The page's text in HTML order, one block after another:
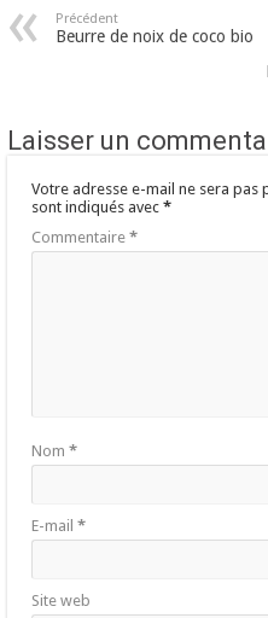
Précédent
Beurre de noix de coco bio
Laisser un
Votre adresse e-mail ne sera pas
sont indiqués avec*
Commentaire*
Nom*
E-mail*
Site web